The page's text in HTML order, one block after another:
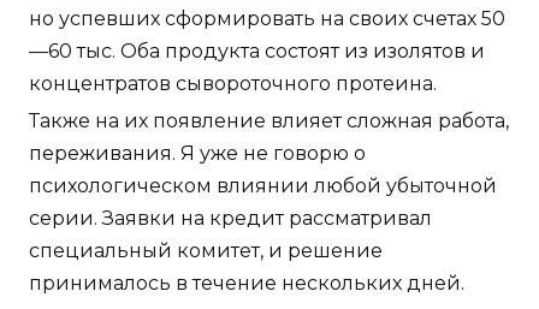
но успевших сформировать на своих счетах 50
—60 тыс. Оба продукта состоят из изолятов и
концентратов сывороточного протеина.
Также на их появление влияет сложная работа,
переживания. Я уже не говорю о
психологическом влиянии любой убыточной
серии. Заявки на кредит рассматривал
специальный комитет, и решение
принималось в течение нескольких дней.